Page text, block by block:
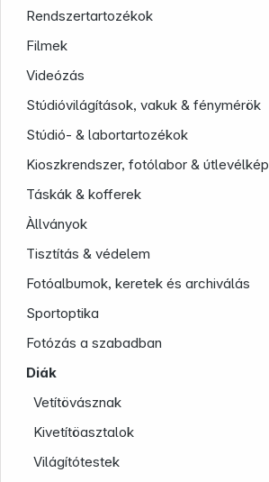
Rendszertartozékok
Filmek
Videózás
Stúdióvilágítások, vakuk & fénymérök
Stúdió- & labortartozékok
Kioszkrendszer, fotólabor & útlevélkép
Táskák & kofferek
Àllványok
Tisztítás & védelem
Fotóalbumok, keretek és archiválás
Sportoptika
Fotózás a szabadban
Diák
Vetítövásznak
Kivetítöasztalok
Világítótestek
Infoterminal